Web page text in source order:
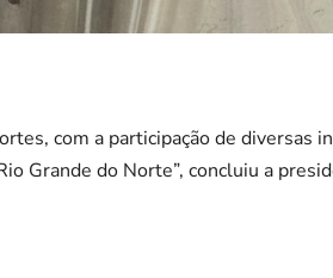
com a participação de
Grande do Norte”, concluiu a